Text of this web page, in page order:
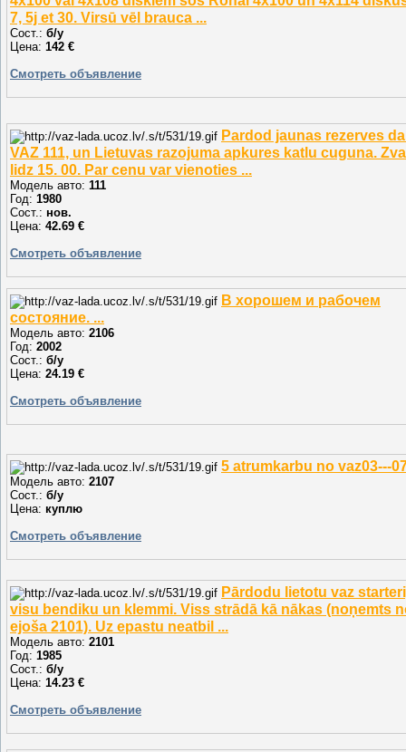
7, 5j et 30. Virsū vēl brauca ...
Сост.: б/у
Цена: 142 €
Смотреть объявление
Pardod jaunas rezerves
VAZ 111, un Lietuvas razojuma apkures katlu cuguna.
lidz 15. 00. Par cenu var vienoties ...
Модель авто: 111
Год: 1980
Сост.: нов.
Цена: 42.69 €
Смотреть объявление
В хорошем и рабочем
состояние. ...
Модель авто: 2106
Год: 2002
Сост.: б/у
Цена: 24.19 €
Смотреть объявление
5 atrumkarbu no vaz03---
Модель авто: 2107
Сост.: б/у
Цена: куплю
Смотреть объявление
Pārdodu lietotu vaz
visu bendiku un klemmi. Viss strādā kā nākas (noņemts
ejoša 2101). Uz epastu neatbil ...
Модель авто: 2101
Год: 1985
Сост.: б/у
Цена: 14.23 €
Смотреть объявление